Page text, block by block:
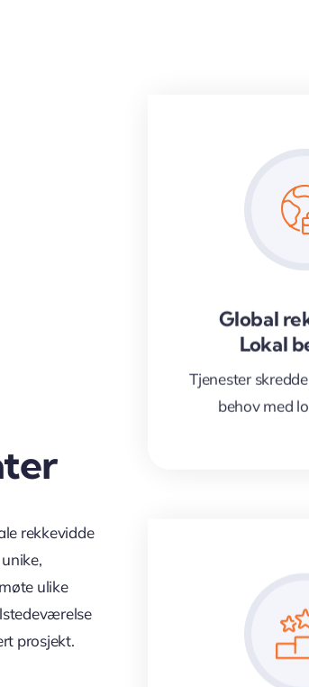
rekkevidde
ulike
prosjekt.
Global
Lokal
Tjenester
behov med